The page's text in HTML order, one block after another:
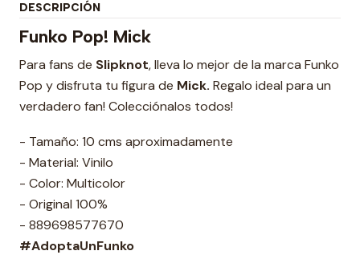
DESCRIPCIÓN
Funko Pop! Mick
Para fans de Slipknot, lleva lo mejor de la marca Funko
Pop y disfruta tu figura de Mick. Regalo ideal para un
verdadero fan! Colecciónalos todos!
- Tamaño: 10 cms aproximadamente
- Material: Vinilo
- Color: Multicolor
- Original 100%
- 889698577670
#AdoptaUnFunko